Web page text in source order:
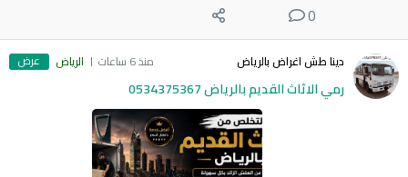
0
دينا طش اغراض بالرياض منذ 6 ساعات الرياض عرض
رمي الاثاث القديم بالرياض 0534375367